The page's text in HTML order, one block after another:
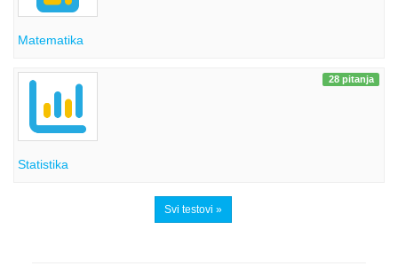
Matematika
28 pitanja
Statistika
Svi testovi »